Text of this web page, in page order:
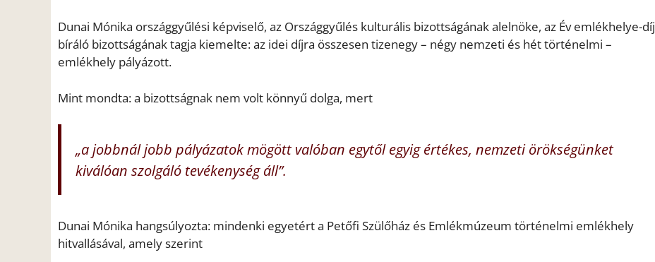
Dunai Mónika országgyűlési képviselő, az Országgyűlés kulturális bizottságának alelnöke, az Év emlékhelye-díj
bíráló bizottságának tagja kiemelte: az idei díjra összesen tizenegy – négy nemzeti és hét történelmi –
emlékhely pályázott.
Mint mondta: a bizottságnak nem volt könnyű dolga, mert
„a jobbnál jobb pályázatok mögött valóban egytől egyig értékes, nemzeti örökségünket
kiválóan szolgáló tevékenység áll”.
Dunai Mónika hangsúlyozta: mindenki egyetért a Petőfi Szülőház és Emlékmúzeum történelmi emlékhely
hitvallásával, amely szerint